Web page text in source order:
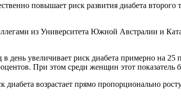
повышает риск развития диабета
из Университета Южной Австралии и
день увеличивает риск диабета примерно на
При этом среди женщин этот
возрастает прямо пропорционально